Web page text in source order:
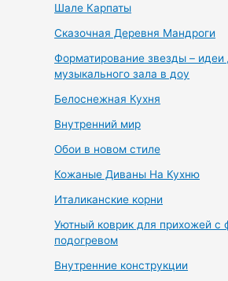
Шале Карпаты
Сказочная Деревня Мандроги
Форматирование звезды – идеи
музыкального зала в доу
Белоснежная Кухня
Внутренний мир
Обои в новом стиле
Кожаные Диваны На Кухню
Италиканские корни
Уютный коврик для прихожей с
подогревом
Внутренние конструкции